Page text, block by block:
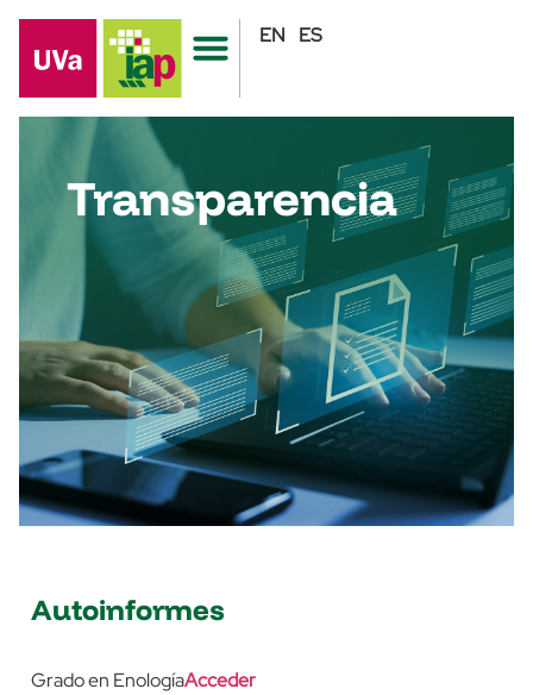
EN ES
Transparencia
Autoinformes
Grado en EnologíaAcceder